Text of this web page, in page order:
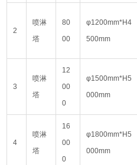
2
喷淋
塔
80
00
φ1200mm*H4
500mm
3
喷淋
塔
12
00
0
φ1500mm*H5
000mm
4
喷淋
塔
16
00
0
φ1800mm*H5
000mm